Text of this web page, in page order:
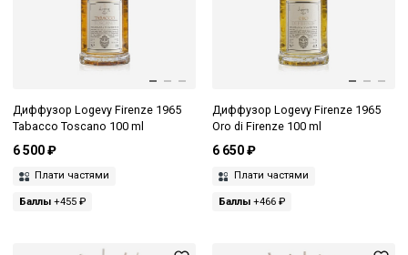
Диффузор Logevy Firenze 1965
Tabacco Toscano 100 ml
6 500 ₽
Плати частями
Баллы +455 ₽
Диффузор Logevy Firenze 1965
Oro di Firenze 100 ml
6 650 ₽
Плати частями
Баллы+466 ₽